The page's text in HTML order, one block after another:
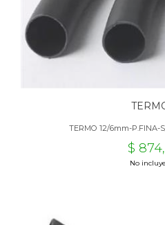
TERMO 12/6mm-P.FINA-
$
No